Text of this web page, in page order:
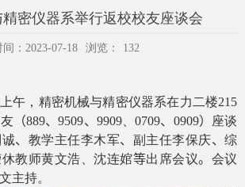
密仪器系举行返校校友座谈会
间：2023-07-18 浏览： 132
午，精密机械与精密仪器系在力二楼215
（889、9509、 9909、0709、 0909）
座谈
、 教学主任李木军、 副主任李保庆、综
教师黄文浩、沈连婠等出席会议。 会议
主持。